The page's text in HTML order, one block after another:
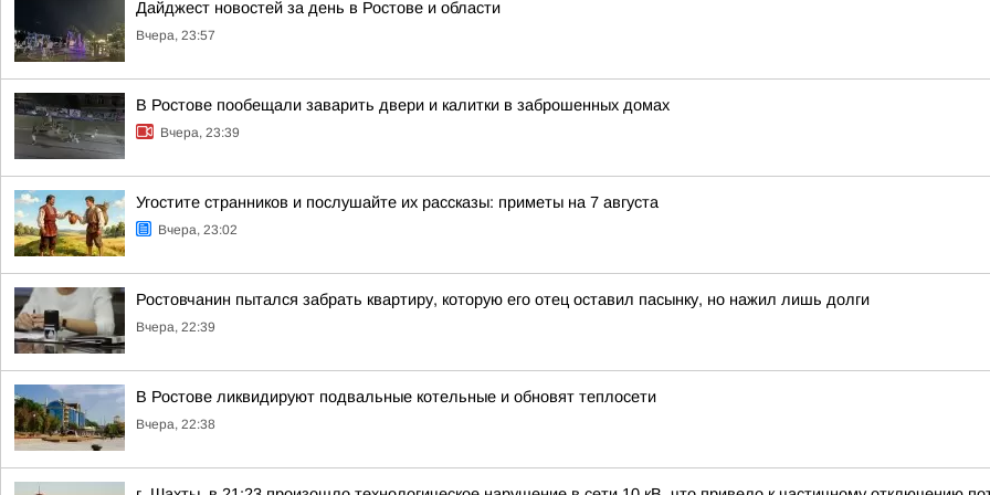
Дайджест новостей за день в Ростове и области
Вчера, 23:57
В Ростове пообещали заварить двери и калитки в заброшенных домах
Вчера, 23:39
Угостите странников и послушайте их рассказы: приметы на 7 августа
Вчера, 23:02
Ростовчанин пытался забрать квартиру, которую его отец оставил пасынку, но нажил лишь долги
Вчера, 22:39
В Ростове ликвидируют подвальные котельные и обновят теплосети
Вчера, 22:38